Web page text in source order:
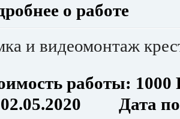
о работе
и видеомонтаж
работы:
02.05.2020 Дата